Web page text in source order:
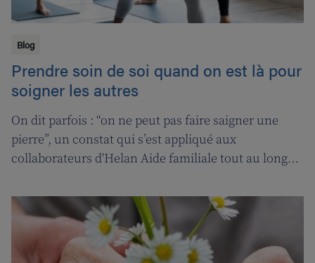
Blog
Prendre soin de soi quand on est là pour
soigner les autres
On dit parfois : “on ne peut pas faire saigner une
pierre”, un constat qui s’est appliqué aux
collaborateurs d'Helan Aide familiale tout au long
pourquoi nous avons fait appel aux services de la
‘ligne d’oxygène’ pour donner l’occasion de souffler à
nos soignant(e)s, et leur permettre ainsi de pouvoir
encore mieux s’occuper de leurs clients.